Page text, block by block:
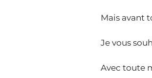
Mais avant
Je vous
Avec toute